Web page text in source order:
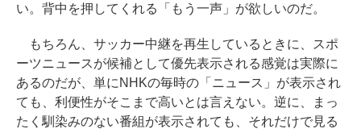
い。背中を押してくれる「もう一声」が欲しいのだ。
もちろん、サッカー中継を再生しているときに、スポ
ーツニュースが候補として優先表示される感覚は実際に
あるのだが、単にNHKの毎時の「ニュース」が表示され
ても、利便性がそこまで高いとは言えない。逆に、まっ
たく馴染みのない番組が表示されても、それだけで見る